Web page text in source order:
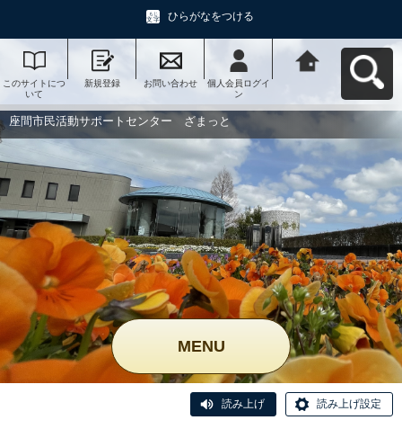
ひらがなをつける
このサイトにつ
いて
新規登録 お問い合わせ
個人会員ログイ
ン
ー ざまっとへ
座間市民活動サポートセンター ざまっと
MENU
読み上げ 読み上げ設定